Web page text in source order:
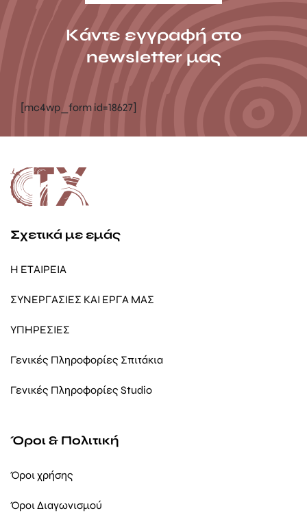
Κάντε εγγραφή στο
newsletter μας
[mc4wp_form id=18627]
Σχετικά με εμάς
Η ΕΤΑΙΡΕΙΑ
ΣΥΝΕΡΓΑΣΙΕΣ ΚΑΙ ΕΡΓΑ ΜΑΣ
ΥΠΗΡΕΣΙΕΣ
Γενικές Πληροφορίες Σπιτάκια
Γενικές Πληροφορίες Studio
Όροι & Πολιτική
Όροι χρήσης
Όροι Διαγωνισμού